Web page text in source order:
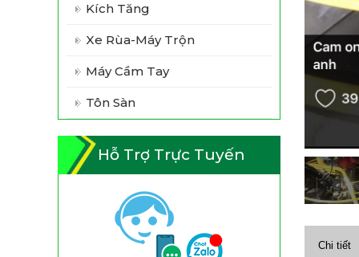
Kích Tăng
Xe Rùa-Máy Trộn
Máy Cầm Tay
Tôn Sàn
Hỗ Trợ Trực Tuyến
Chi tiết